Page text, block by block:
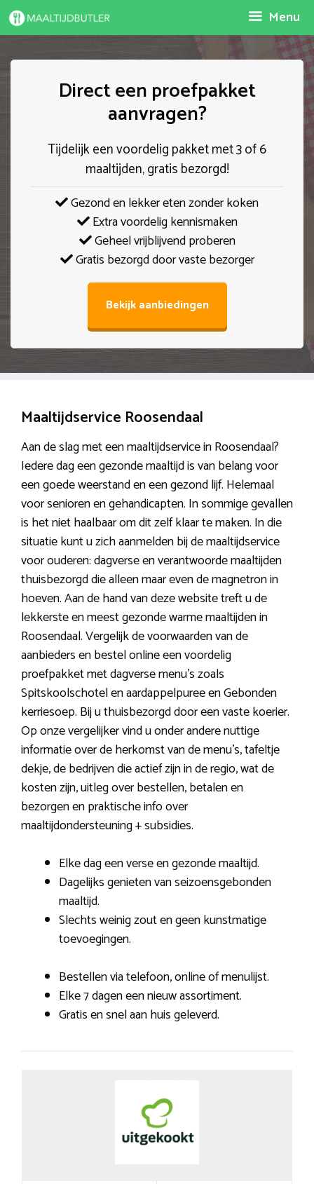
Spring
naar
Menu
Direct een proefpakket
aanvragen?
Tijdelijk een voordelig pakket met 3 of 6
maaltijden, gratis bezorgd!
Gezond en lekker eten zonder koken
Extra voordelig kennismaken
Geheel vrijblijvend proberen
Gratis bezorgd door vaste bezorger
Bekijk aanbiedingen
Maaltijdservice Roosendaal
Aan de slag met een maaltijdservice in Roosendaal?
Iedere dag een gezonde maaltijd is van belang voor
een goede weerstand en een gezond lijf. Helemaal
voor senioren en gehandicapten. In sommige gevallen
is het niet haalbaar om dit zelf klaar te maken. In die
situatie kunt u zich aanmelden bij de maaltijdservice
voor ouderen: dagverse en verantwoorde maaltijden
thuisbezorgd die alleen maar even de magnetron in
hoeven. Aan de hand van deze website treft u de
lekkerste en meest gezonde warme maaltijden in
Roosendaal. Vergelijk de voorwaarden van de
aanbieders en bestel online een voordelig
proefpakket met dagverse menu’s zoals
Spitskoolschotel en aardappelpuree en Gebonden
kerriesoep. Bij u thuisbezorgd door een vaste koerier.
Op onze vergelijker vind u onder andere nuttige
informatie over de herkomst van de menu’s, tafeltje
dekje, de bedrijven die actief zijn in de regio, wat de
kosten zijn, uitleg over bestellen, betalen en
bezorgen en praktische info over
maaltijdondersteuning + subsidies.
Elke dag een verse en gezonde maaltijd.
Dagelijks genieten van seizoensgebonden
maaltijd.
Slechts weinig zout en geen kunstmatige
toevoegingen.
Bestellen via telefoon, online of menulijst.
Elke 7 dagen een nieuw assortiment.
Gratis en snel aan huis geleverd.